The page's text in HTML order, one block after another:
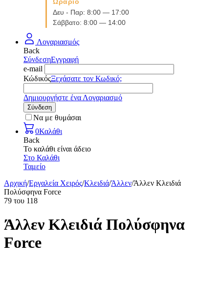
Δευ - Παρ: 8:00 — 17:00
Σάββατο: 8:00 — 14:00
Λογαριασμός
Back
ΣύνδεσηΕγγραφή
e-mail
ΚώδικόςΞεχάσατε τον Κωδικό;
Δημιουργήστε ένα Λογαριασμό
Σύνδεση
Να με θυμάσαι
0Καλάθι
Back
Το καλάθι είναι άδειο
Στο Καλάθι
Ταμείο
Αρχική/Εργαλεία Χειρός/Κλειδιά/Άλλεν/Άλλεν Κλειδιά
Πολύσφηνα Force
79 του 118
Άλλεν Κλειδιά Πολύσφηνα
Force